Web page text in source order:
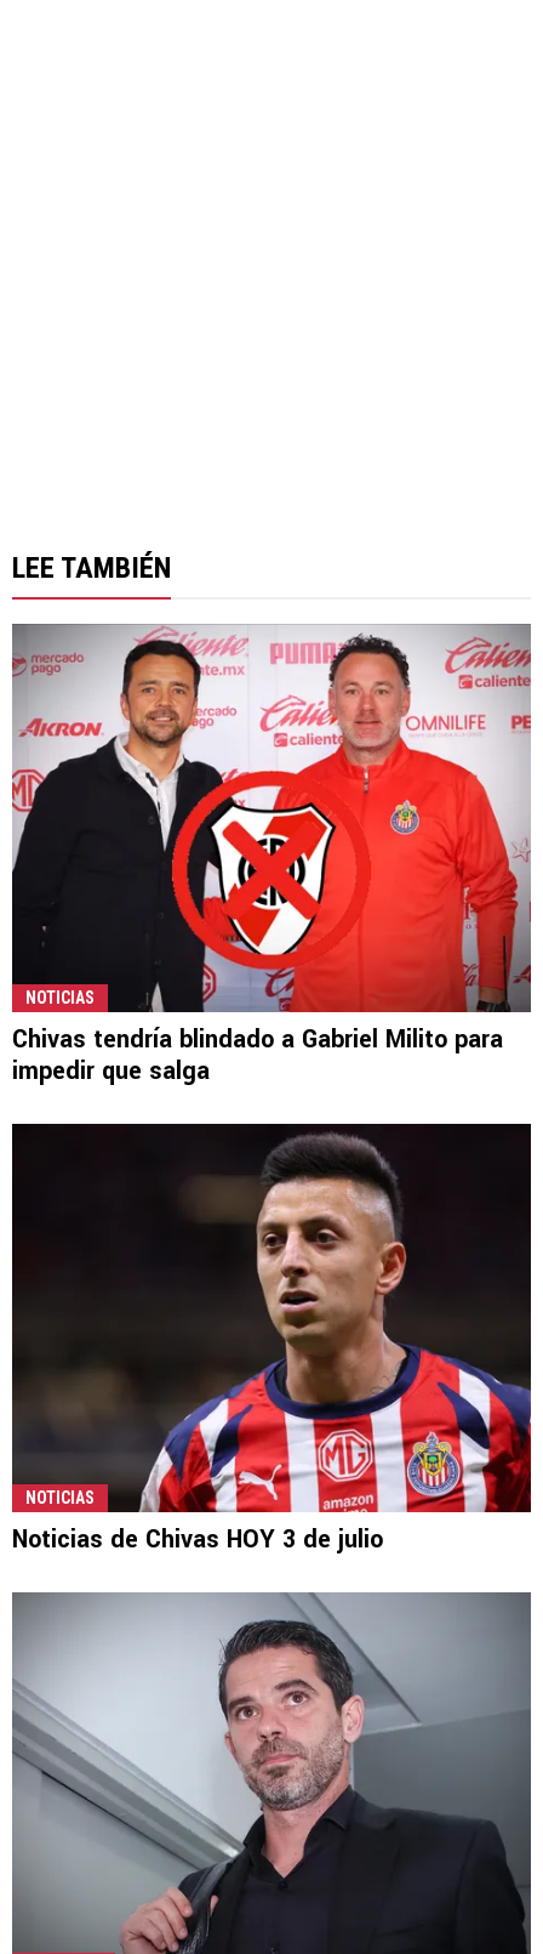
LEE TAMBIÉN
NOTICIAS
Chivas tendría blindado a Gabriel Milito para
impedir que salga
NOTICIAS
Noticias de Chivas HOY 3 de julio